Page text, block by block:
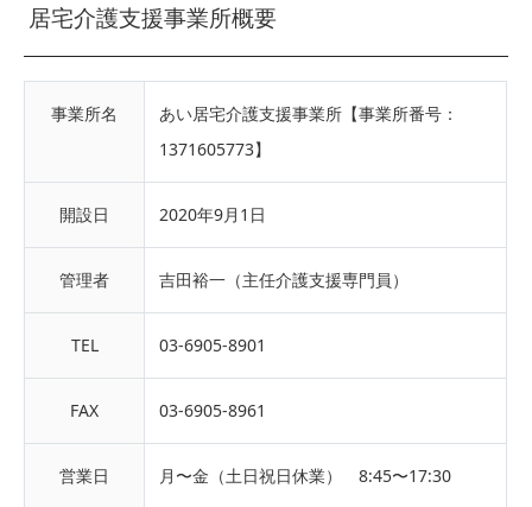
居宅介護支援事業所概要
事業所名
あい居宅介護支援事業所【事業所番号：
1371605773】
開設日 2020年9月1日
管理者 吉田裕一（主任介護支援専門員）
TEL 03-6905-8901
FAX 03-6905-8961
営業日 月〜金（土日祝日休業） 8:45〜17:30